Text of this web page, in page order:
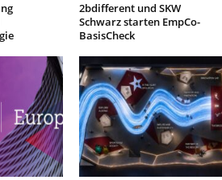
2bdifferent und SKW
Schwarz starten EmpCo-
BasisCheck